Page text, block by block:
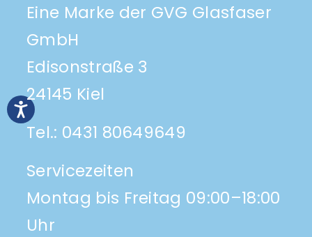
Eine Marke der GVG Glasfaser
GmbH
Edisonstraße 3
24145 Kiel
Tel.: 0431 80649649
Servicezeiten
Montag bis Freitag 09:00–18:00
Uhr